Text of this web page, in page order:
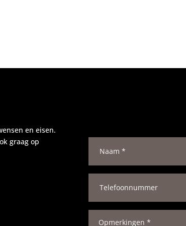
en eisen.
graag op
N
m
*
e